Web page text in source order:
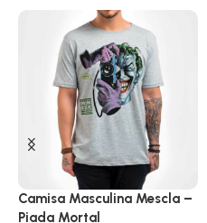
Camisa Masculina Mescla –
Piada Mortal